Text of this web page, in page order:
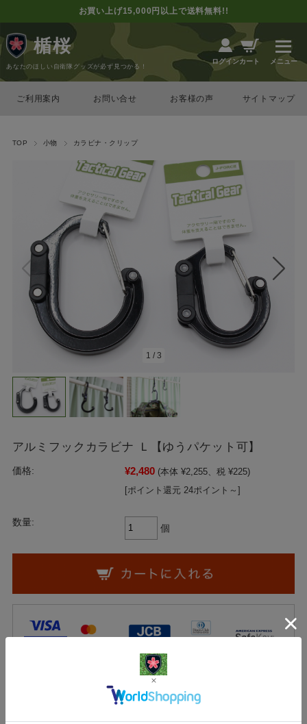
お買い上げ15,000円以上で送料無料!!
楯桜
あなたのほしい自衛隊グッズが必ず見つかる！
ログインカート
ご利用案内 お問い合せ お客様の声 サイトマップ
TOP 小物 カラビナ・クリップ
1 / 3
アルミフックカラビナ Ｌ【ゆうパケット可】
価格: ¥2,480 (本体 ¥2,255、税 ¥225)
[ポイント還元 24ポイント～]
数量:
個